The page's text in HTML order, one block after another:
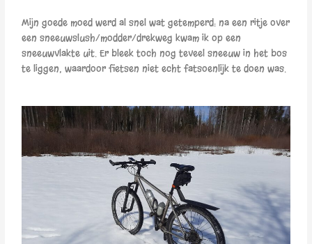
Mijn goede moed werd al snel wat getemperd: na een ritje over
een sneeuwslush/modder/drekweg kwam ik op een
sneeuwvlakte uit. Er bleek toch nog teveel sneeuw in het bos
te liggen, waardoor fietsen niet echt fatsoenlijk te doen was.